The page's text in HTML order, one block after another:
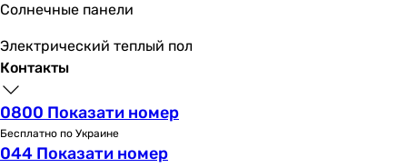
Солнечные панели
Электрический теплый пол
Контакты
0800 Показати номер
Бесплатно по Украине
044 Показати номер